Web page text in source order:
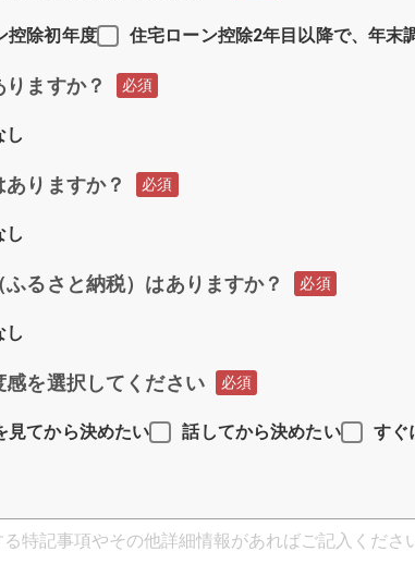
控除初年度 住宅ローン控除2年目以降で、年末
ますか？ 必須
し
りますか？ 必須
し
るさと納税）はありますか？ 必須
し
感を選択してください 必須
見てから決めたい 話してから決めたい すぐ